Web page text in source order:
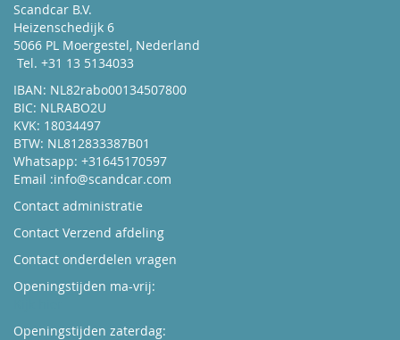
Scandcar B.V.
Heizenschedijk 6
5066 PL Moergestel, Nederland
Tel. +31 13 5134033
IBAN: NL82rabo00134507800
BIC: NLRABO2U
KVK: 18034497
BTW: NL812833387B01
Whatsapp: +31645170597
Email :info@scandcar.com
Contact administratie
Contact Verzend afdeling
Contact onderdelen vragen
Openingstijden ma-vrij:
Openingstijden zaterdag: